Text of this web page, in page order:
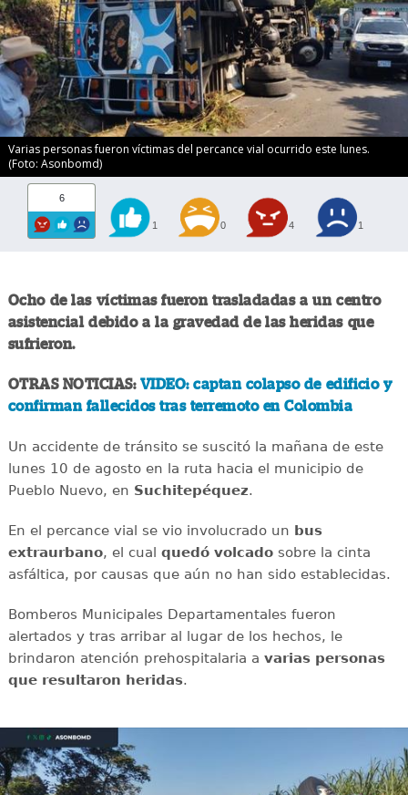
Varias personas fueron víctimas del percance vial ocurrido este lunes.
(Foto: Asonbomd)
6
1 0 4 1
Ocho de las víctimas fueron trasladadas a un centro
asistencial debido a la gravedad de las heridas que
sufrieron.
OTRAS NOTICIAS: VIDEO: captan colapso de edificio y
confirman fallecidos tras terremoto en Colombia
Un accidente de tránsito se suscitó la mañana de este
lunes 10 de agosto en la ruta hacia el municipio de
Pueblo Nuevo, en Suchitepéquez.
En el percance vial se vio involucrado un bus
extraurbano, el cual quedó volcadosobre la cinta
asfáltica, por causas que aún no han sido establecidas.
Bomberos Municipales Departamentales fueron
alertados y tras arribar al lugar de los hechos, le
brindaron atención prehospitalaria a varias personas
que resultaron heridas.